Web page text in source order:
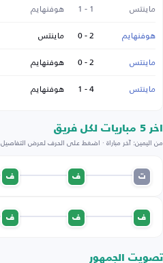
ماينتس
1 - 1 هوفنهايم
هوفنهايم
2 - 0 ماينتس
ماينتس
2 - 0 هوفنهايم
ماينتس
4 - 1 هوفنهايم
اخر 5 مباريات لكل فريق
من اليمين: آخر مباراة · اضغط على الحرف لعرض التفاصيل
ت ف ف
ف ف ف
تصويت الجمهور